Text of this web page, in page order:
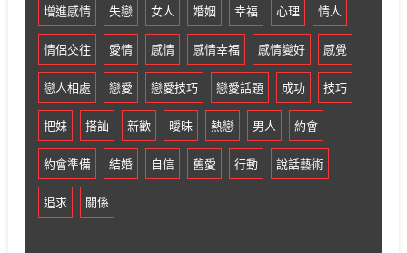
增進感情 失戀 女人 婚姻 幸福 心理 情人
情侶交往 愛情 感情 感情幸福 感情變好 感覺
戀人相處 戀愛 戀愛技巧 戀愛話題 成功 技巧
把妹 搭訕 新歡 曖昧 熱戀 男人 約會
約會準備 結婚 自信 舊愛 行動 說話藝術
追求 關係